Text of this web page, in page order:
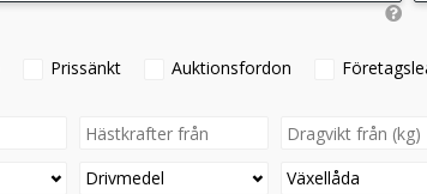
Prissänkt Auktionsfordon
Drivmedel Växellåda